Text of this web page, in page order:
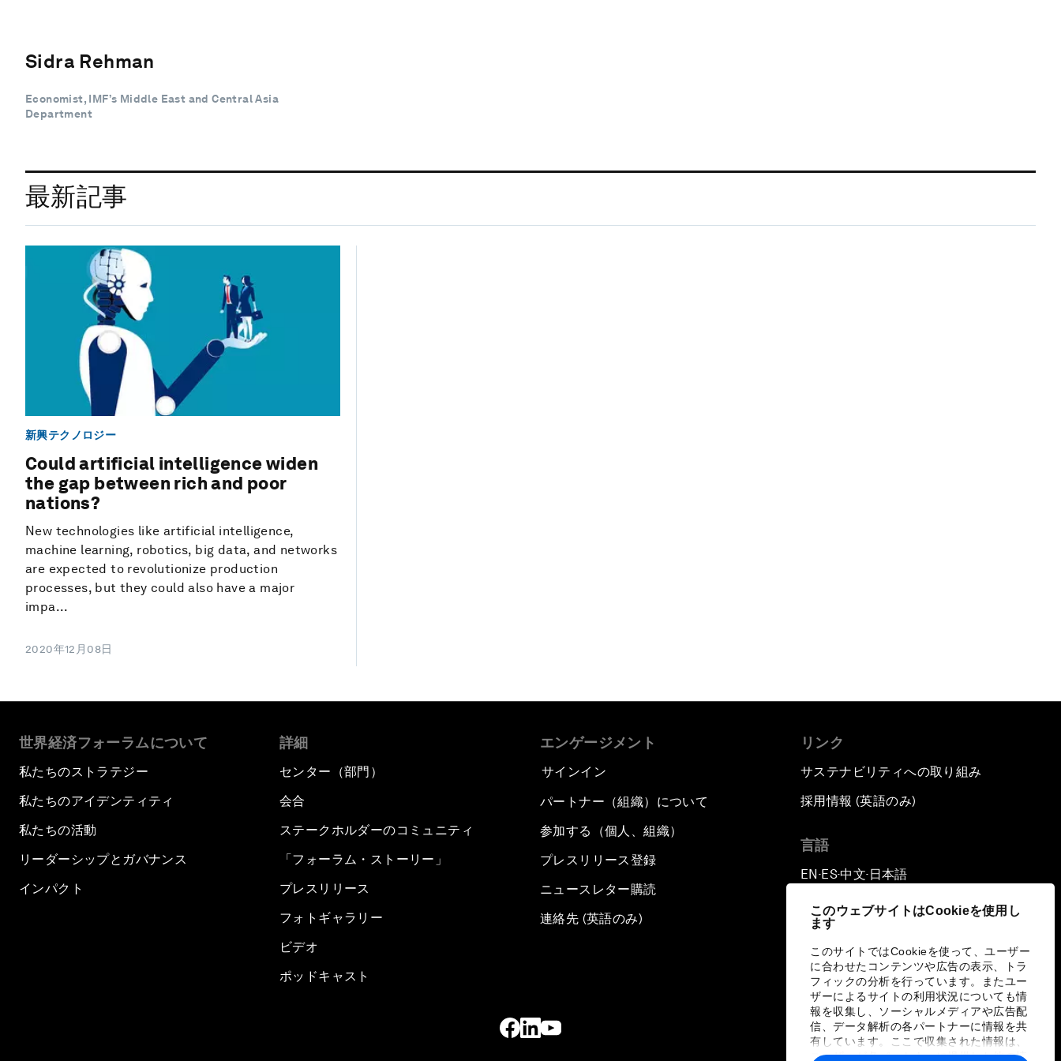
このウェブサイトはCookieを使用し
ます
このサイトではCookieを使って、ユーザー
に合わせたコンテンツや広告の表示、トラ
フィックの分析を行っています。またユー
ザーによるサイトの利用状況についても情
報を収集し、ソーシャルメディアや広告配
信、データ解析の各パートナーに情報を共
有しています。ここで収集された情報は、
ユーザーが各パートナーに提供した他の情
Sidra Rehman
Economist, IMF’s Middle East and Central Asia
Department
最新記事
新興テクノロジー
Could artificial intelligence widen
the gap between rich and poor
nations?
New technologies like artificial intelligence,
machine learning, robotics, big data, and networks
are expected to revolutionize production
processes, but they could also have a major
impa...
2020年12月08日
世界経済フォーラムについて
私たちのストラテジー
私たちのアイデンティティ
私たちの活動
リーダーシップとガバナンス
インパクト
詳細
センター（部門）
会合
ステークホルダーのコミュニティ
「フォーラム・ストーリー」
プレスリリース
フォトギャラリー
ビデオ
ポッドキャスト
エンゲージメント
サインイン
パートナー（組織）について
参加する（個人、組織）
プレスリリース登録
ニュースレター購読
連絡先 (英語のみ)
リンク
サステナビリティへの取り組み
採用情報 (英語のみ)
言語
EN ▪ ES▪中文▪ 日本語